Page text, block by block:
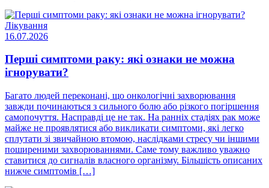
Лікування
16.07.2026
Перші симптоми раку: які ознаки не можна
ігнорувати?
Багато людей переконані, що онкологічні захворювання
завжди починаються з сильного болю або різкого погіршення
самопочуття. Насправді це не так. На ранніх стадіях рак може
майже не проявлятися або викликати симптоми, які легко
сплутати зі звичайною втомою, наслідками стресу чи іншими
поширеними захворюваннями. Саме тому важливо уважно
ставитися до сигналів власного організму. Більшість описаних
нижче симптомів […]